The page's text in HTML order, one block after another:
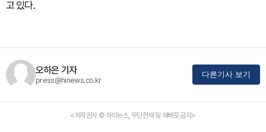
고 있다.
오하은 기자
press@hinews.co.kr
다른기사 보기
<저작권자 © 하이뉴스, 무단전재 및 재배포 금지>